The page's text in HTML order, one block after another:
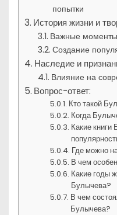
попытки
История жизни и
Важные моменты
Создание
Наследие и
Влияние на
Вопрос-ответ:
Кто такой
Когда
Какие
Где можно
В чем
Какие годы
Булычева?
В чем
Булычева?